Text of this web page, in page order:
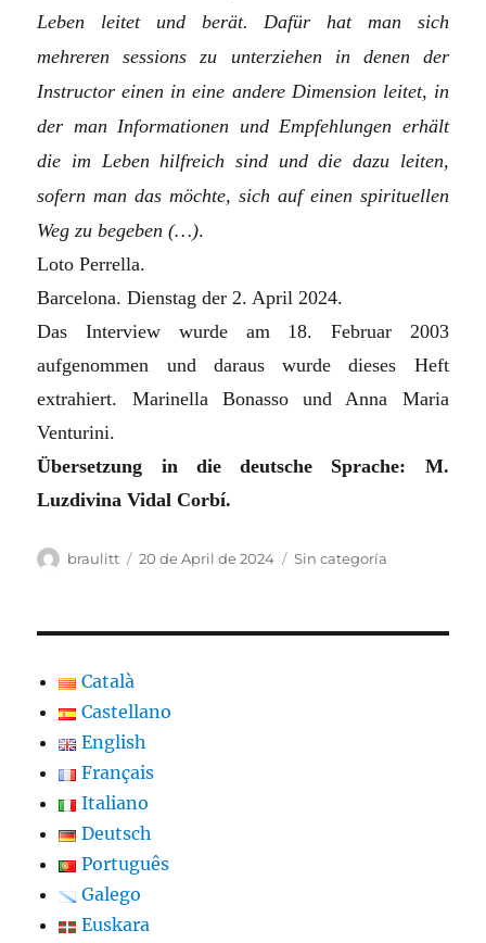
Leben leitet und berät. Dafür hat man sich
mehreren sessions zu unterziehen in denen der
Instructor einen in eine andere Dimension leitet, in
der man Informationen und Empfehlungen erhält
die im Leben hilfreich sind und die dazu leiten,
sofern man das möchte, sich auf einen spirituellen
Weg zu begeben(…).
Loto Perrella.
Barcelona. Dienstag der 2. April 2024.
Das Interview wurde am 18. Februar 2003
aufgenommen und daraus wurde dieses Heft
extrahiert. Marinella Bonasso und Anna Maria
Venturini.
Übersetzung in die deutsche Sprache: M.
Luzdivina Vidal Corbí.
Autor
braulitt
Veröffentlicht
20 de April de 2024 Kategorien
Sin categoría
Català
Castellano
English
Français
Italiano
Deutsch
Português
Galego
Euskara